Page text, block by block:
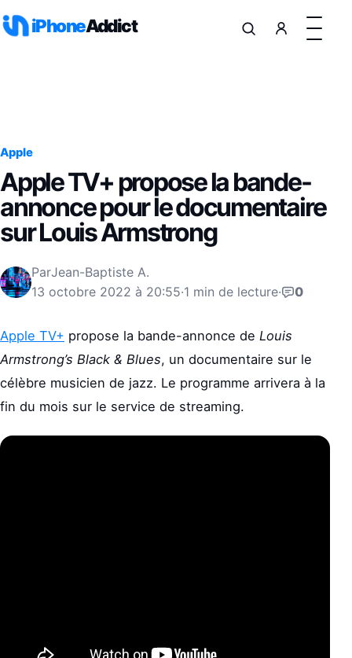
iPhoneAddict
Apple
Apple TV+ propose la bande-
annonce pour le documentaire
sur Louis Armstrong
ParJean-Baptiste A.
13 octobre 2022 à 20:55·1 min de lecture· 0
Apple TV+ propose la bande-annonce de Louis
Armstrong’s Black & Blues, un documentaire sur le
célèbre musicien de jazz. Le programme arrivera à la
fin du mois sur le service de streaming.